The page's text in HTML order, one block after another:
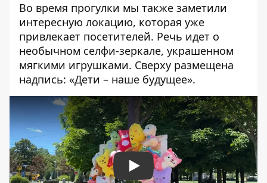
Во время прогулки мы также заметили
интересную локацию, которая уже
привлекает посетителей. Речь идет о
необычном селфи-зеркале, украшенном
мягкими игрушками. Сверху размещена
надпись: «Дети – наше будущее».
Play